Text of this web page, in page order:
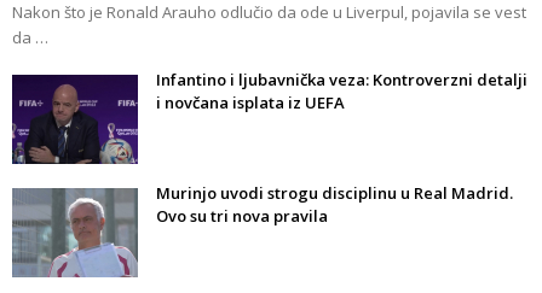
Nakon što je Ronald Arauho odlučio da ode u Liverpul, pojavila se vest
da …
Infantino i ljubavnička veza: Kontroverzni detalji
i novčana isplata iz UEFA
Murinjo uvodi strogu disciplinu u Real Madrid.
Ovo su tri nova pravila